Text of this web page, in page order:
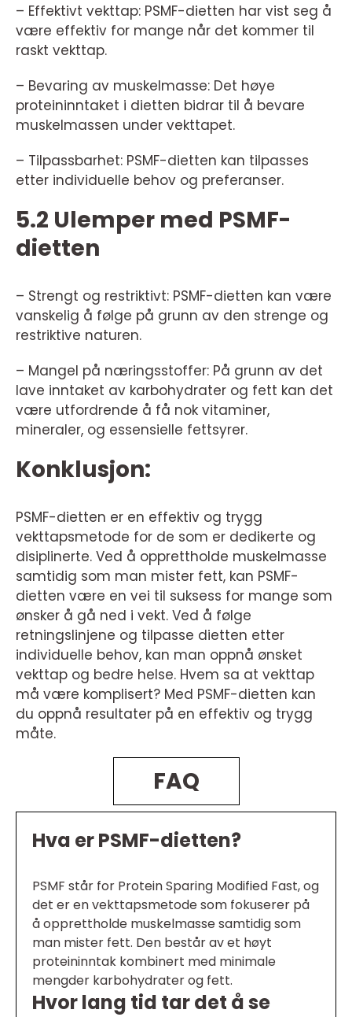
– Effektivt vekttap: PSMF-dietten har vist seg å
være effektiv for mange når det kommer til
raskt vekttap.
– Bevaring av muskelmasse: Det høye
proteininntaket i dietten bidrar til å bevare
muskelmassen under vekttapet.
– Tilpassbarhet: PSMF-dietten kan tilpasses
etter individuelle behov og preferanser.
5.2 Ulemper med PSMF-
dietten
– Strengt og restriktivt: PSMF-dietten kan være
vanskelig å følge på grunn av den strenge og
restriktive naturen.
– Mangel på næringsstoffer: På grunn av det
lave inntaket av karbohydrater og fett kan det
være utfordrende å få nok vitaminer,
mineraler, og essensielle fettsyrer.
Konklusjon:
PSMF-dietten er en effektiv og trygg
vekttapsmetode for de som er dedikerte og
disiplinerte. Ved å opprettholde muskelmasse
samtidig som man mister fett, kan PSMF-
dietten være en vei til suksess for mange som
ønsker å gå ned i vekt. Ved å følge
retningslinjene og tilpasse dietten etter
individuelle behov, kan man oppnå ønsket
vekttap og bedre helse. Hvem sa at vekttap
må være komplisert? Med PSMF-dietten kan
du oppnå resultater på en effektiv og trygg
måte.
FAQ
Hva er PSMF-dietten?
PSMF står for Protein Sparing Modified Fast, og
det er en vekttapsmetode som fokuserer på
å opprettholde muskelmasse samtidig som
man mister fett. Den består av et høyt
proteininntak kombinert med minimale
mengder karbohydrater og fett.
Hvor lang tid tar det å se